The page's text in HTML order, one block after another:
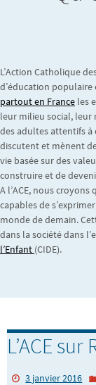
L’Action Catholique
d’éducation populaire
partout en France les
leur milieu social, leur
des adultes attentifs à
discutent et mènent
vie basée sur des
construire et de
A l’ACE, nous
capables de
monde de demain.
dans la société dans
l’Enfant (CIDE).
L’ACE
3 janvier 2016